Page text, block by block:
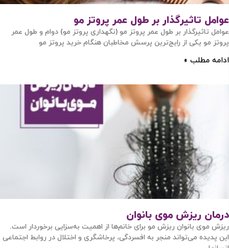
عوامل تاثیرگذار بر طول عمر پروتز مو
عوامل تاثیرگذار بر طول عمر پروتز مو (نگهداری پروتز مو) دوام و طول عمر
پروتز مو یکی از رایج‌ترین پرسش مخاطبان هنگام خرید پروتز مو
ادامه مطلب »
درمان ریزش موی بانوان
ریزش موی بانوان ریزش مو برای خانم‌ها از اهمیت به‌سزایی برخوردار است.
این پدیده می‌تواند منجر به افسردگی، پرخاشگری و اختلال در روابط اجتماعی
ورود / ثبت نام
با شماره موبایل